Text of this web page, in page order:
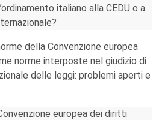
italiano alla CEDU o a
della Convenzione europea
norme interposte nel giudizio di
delle leggi: problemi aperti e
europea dei diritti